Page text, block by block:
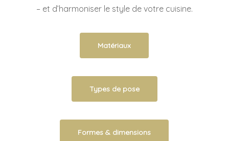
– et d’harmoniser le style de votre cuisine.
Matériaux
Types de pose
Formes & dimensions